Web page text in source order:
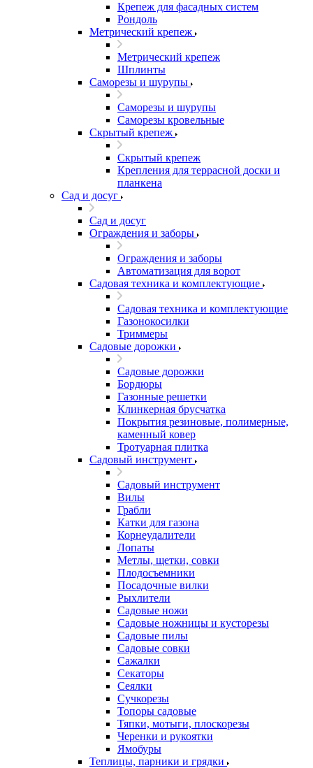
Крепеж для фасадных систем
Рондоль
Метрический крепеж
Метрический крепеж
Шплинты
Саморезы и шурупы
Саморезы и шурупы
Саморезы кровельные
Скрытый крепеж
Скрытый крепеж
Крепления для террасной доски и
планкена
Сад и досуг
Сад и досуг
Ограждения и заборы
Ограждения и заборы
Автоматизация для ворот
Садовая техника и комплектующие
Садовая техника и комплектующие
Газонокосилки
Триммеры
Садовые дорожки
Садовые дорожки
Бордюры
Газонные решетки
Клинкерная брусчатка
Покрытия резиновые, полимерные,
каменный ковер
Тротуарная плитка
Садовый инструмент
Садовый инструмент
Вилы
Грабли
Катки для газона
Корнеудалители
Лопаты
Метлы, щетки, совки
Плодосъемники
Посадочные вилки
Рыхлители
Садовые ножи
Садовые ножницы и кусторезы
Садовые пилы
Садовые совки
Сажалки
Секаторы
Сеялки
Сучкорезы
Топоры садовые
Тяпки, мотыги, плоскорезы
Черенки и рукоятки
Ямобуры
Теплицы, парники и грядки